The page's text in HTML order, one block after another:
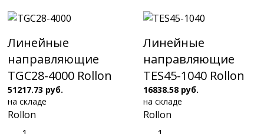
Линейные
направляющие
TGC28-4000 Rollon
51217.73 руб.
на складе
Rollon
Линейные
направляющие
TES45-1040 Rollon
16838.58 руб.
на складе
Rollon